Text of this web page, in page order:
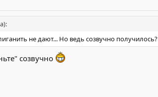
не дают... Но ведь созвучно получилось?
созвучно